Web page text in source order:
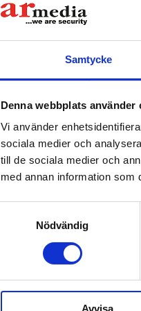
Samtycke
Denna webbplats använder
Vi använder
sociala medier och
till de sociala medier och
med annan information som
Nödvändig
Avvisa